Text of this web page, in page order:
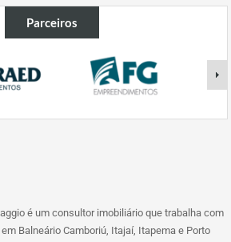
Parceiros
é um consultor imobiliário que trabalha com
Balneário Camboriú, Itajaí, Itapema e Porto